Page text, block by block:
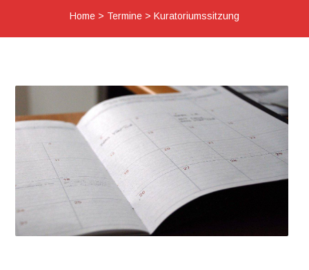
Home> Termine> Kuratoriumssitzung